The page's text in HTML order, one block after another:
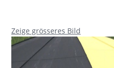
Zeige grösseres Bild